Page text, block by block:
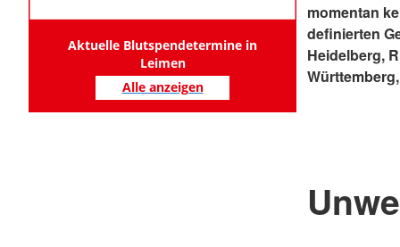
Aktuelle Blutspendetermine in
Leimen
Alle anzeigen
momentan
definierten
Heidelberg,